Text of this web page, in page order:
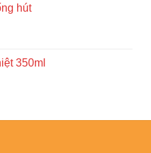
hút
350ml